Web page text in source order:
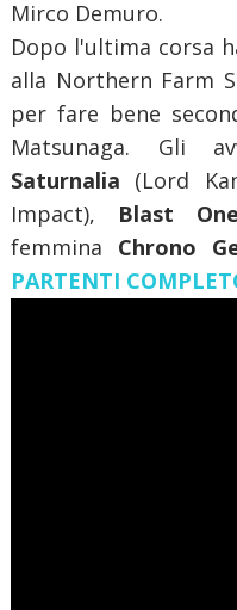
Mirco Demuro.
Dopo l'ultima corsa
alla Northern Farm
per fare bene
Matsunaga. Gli
Saturnalia (Lord
Impact), Blast
femmina Chrono
PARTENTI